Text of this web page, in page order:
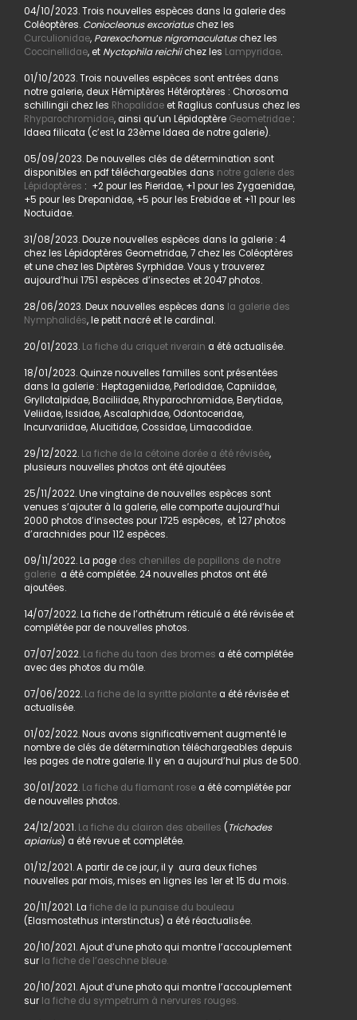
04/10/2023. Trois nouvelles espèces dans la galerie des
Coléoptères. Coniocleonus excoriatuschez les
Curculionidae, Parexochomus nigromaculatuschez les
Coccinellidae, et Nyctophila reichiichez les Lampyridae.
01/10/2023. Trois nouvelles espèces sont entrées dans
notre galerie, deux Hémiptères Hétéroptères : Chorosoma
schillingii chez les Rhopalidaeet Raglius confusus chez les
Rhyparochromidae, ainsi qu’un Lépidoptère Geometridae:
Idaea filicata (c’est la 23ème Idaea de notre galerie).
05/09/2023. De nouvelles clés de détermination sont
disponibles en pdf téléchargeables dans notre galerie des
Lépidoptères : +2 pour les Pieridae, +1 pour les Zygaenidae,
+5 pour les Drepanidae, +5 pour les Erebidae et +11 pour les
Noctuidae.
31/08/2023. Douze nouvelles espèces dans la galerie : 4
chez les Lépidoptères Geometridae, 7 chez les Coléoptères
et une chez les Diptères Syrphidae. Vous y trouverez
aujourd’hui 1751 espèces d’insectes et 2047 photos.
28/06/2023. Deux nouvelles espèces dans la galerie des
Nymphalidés, le petit nacré et le cardinal.
20/01/2023. La fiche du criquet riverain a été actualisée.
18/01/2023. Quinze nouvelles familles sont présentées
dans la galerie : Heptageniidae, Perlodidae, Capniidae,
Gryllotalpidae, Baciliidae, Rhyparochromidae, Berytidae,
Veliidae, Issidae, Ascalaphidae, Odontoceridae,
Incurvariidae, Alucitidae, Cossidae, Limacodidae.
29/12/2022. La fiche de la cétoine dorée a été révisée,
plusieurs nouvelles photos ont été ajoutées
25/11/2022. Une vingtaine de nouvelles espèces sont
venues s’ajouter à la galerie, elle comporte aujourd’hui
2000 photos d’insectes pour 1725 espèces, et 127 photos
d’arachnides pour 112 espèces.
09/11/2022. La page des chenilles de papillons de notre
galerie a été complétée. 24 nouvelles photos ont été
ajoutées.
14/07/2022. La fiche de l’orthétrum réticulé a été révisée et
complétée par de nouvelles photos.
07/07/2022. La fiche du taon des bromes a été complétée
avec des photos du mâle.
07/06/2022. La fiche de la syritte piolantea été révisée et
actualisée.
01/02/2022. Nous avons significativement augmenté le
nombre de clés de détermination téléchargeables depuis
les pages de notre galerie. Il y en a aujourd’hui plus de 500.
30/01/2022. La fiche du flamant rosea été complétée par
de nouvelles photos.
24/12/2021. La fiche du clairon des abeilles ( Trichodes
apiarius) a été revue et complétée.
01/12/2021. A partir de ce jour, il y aura deux fiches
nouvelles par mois, mises en lignes les 1er et 15 du mois.
20/11/2021. La fiche de la punaise du bouleau
(Elasmostethus interstinctus) a été réactualisée.
20/10/2021. Ajout d’une photo qui montre l’accouplement
sur la fiche de l’aeschne bleue.
20/10/2021. Ajout d’une photo qui montre l’accouplement
sur la fiche du sympetrum à nervures rouges.